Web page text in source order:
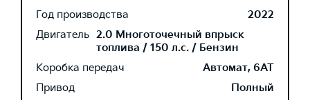
Год производства
2022
Двигатель 2.0 Многоточечный впрыск
топлива / 150 л.с. / Бензин
Коробка передач
Автомат, 6AT
Привод
Полный